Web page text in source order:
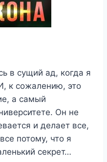
в сущий ад, когда я
к сожалению, это
а самый
Он не
и делает все,
потому, что я
секрет…